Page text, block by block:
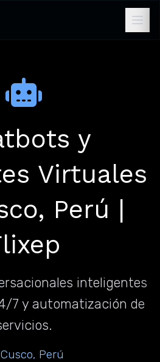
y
Virtuales
Perú |
inteligentes
7 y automatización de
Cusco, Perú